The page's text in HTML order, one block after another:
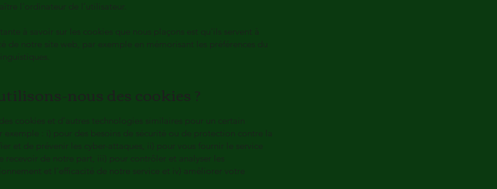
l'ordinateur de l’utilisateur.
à savoir sur les cookies que nous plaçons est qu'ils servent à
de notre site web, par exemple en mémorisant les préférences du
nous des cookies ?
cookies et d'autres technologies similaires pour un certain
exemple : i) pour des besoins de sécurité ou de protection contre la
et de prévenir les cyber-attaques, ii) pour vous fournir le service
recevoir de notre part, iii) pour contrôler et analyser les
et l'efficacité de notre service et iv) améliorer votre